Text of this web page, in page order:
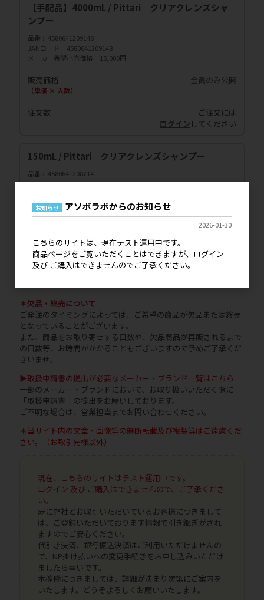
【手配品】4000mL / Pittari クリアクレンズシャ
ンプー
品番
4580641209148
JANコード
4580641209148
メーカー希望小売価格
15,000円
販売価格
（単価 × 入数）
会員のみ公開
注文数
ご注文には
ログイン してください
150mL / Pittari クリアクレンズシャンプー
品番
4580641208714
JANコード
4580641208714
販売価格 会員のみ公開
注文数
ご注文には
ログイン してください
＊欠品・終売について
ご発注のタイミングによっては、ご希望の商品が欠品または終売
となっていることがございます。
また、商品をお取り寄せする日数や、欠品商品が再販されるまで
の日数等、お時間がかかることもございますので予めご了承くだ
さいませ。
▶取扱申請書の提出が必要なメーカー・ブランド一覧はこちら
一部のメーカー・ブランドにおいて、お取り扱いいただく際に
「取扱申請書」の提出をお願いしております。
ご不明な場合は、営業担当までお問い合わせください。
＊当サイト内の文章・画像等の無断転載及び複製等はご遠慮くだ
さい。（お取引先様以外）
現在、こちらのサイトはテスト運用中です。
ログイン 及び ご購入はできませんので、ご了承くださ
い。
既に弊社とお取引いただいているお客様につきまして
は、ご登録いただいております情報で引き継ぎがされ
ますのでご安心ください。
代引き決済、銀行振込決済はご利用いただけませんの
で、NP掛け払いへの変更手続きをお申し込みいただけ
ましたら幸いです。
本稼働につきましては、詳細が決まり次第にご案内を
いたします。どうぞよろしくお願いいたします。
お知らせ アソボラボからのお知らせ
2026-01-30
こちらのサイトは、現在テスト運用中です。
商品ページをご覧いただくことはできますが、ログイン
及び ご購入はできませんのでご了承ください。